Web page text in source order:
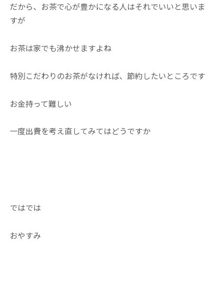
だから、お茶で心が豊かになる人はそれでいいと思いま
すが
お茶は家でも沸かせますよね
特別こだわりのお茶がなければ、節約したいところです
お金持って難しい
一度出費を考え直してみてはどうですか
ではでは
おやすみ